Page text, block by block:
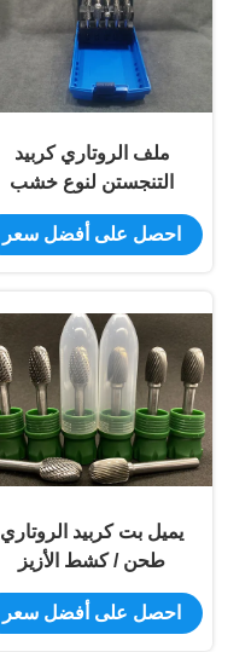
ملف الروتاري كربيد
التنجستن لنوع خشب
YG8 من الدرجة
المخصصة
احصل على أفضل سعر
يميل بت كربيد الروتاري
طحن / كشط الأزيز
الروتاري أداة خدمة
صانعي القطع الأصلية
احصل على أفضل سعر